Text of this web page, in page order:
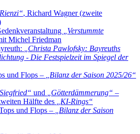
Rienzi“, Richard Wagner (zweite
Verstummte
Michel Friedman
Christa Pawlofsky: Bayreuths
- Die Festspielzeit im Spiegel der
und Flops –
Bilanz der Saison 2025/26“
Siegfried“ und Götterdämmerung“ –
Hälfte des
KI-Rings“
und Flops –
Bilanz der Saison